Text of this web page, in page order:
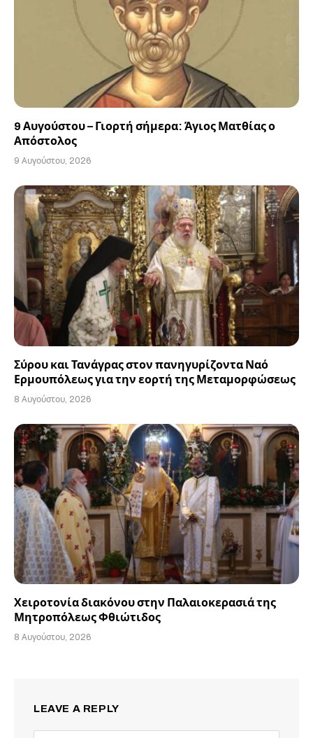
9 Αυγούστου – Γιορτή σήμερα: Άγιος Ματθίας ο
Απόστολος
9 Αυγούστου, 2026
Σύρου και Τανάγρας στον πανηγυρίζοντα Ναό
Ερμουπόλεως για την εορτή της Μεταμορφώσεως
8 Αυγούστου, 2026
Χειροτονία διακόνου στην Παλαιοκερασιά της
Μητροπόλεως Φθιώτιδος
8 Αυγούστου, 2026
LEAVE A REPLY